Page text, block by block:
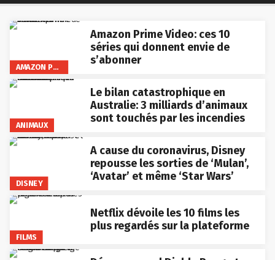
AMAZON PRIME VIDEO
Amazon Prime Video: ces 10
séries qui donnent envie de
s’abonner
ANIMAUX
Le bilan catastrophique en
Australie: 3 milliards d’animaux
sont touchés par les incendies
DISNEY
A cause du coronavirus, Disney
repousse les sorties de ‘Mulan’,
‘Avatar’ et même ‘Star Wars’
FILMS
Netflix dévoile les 10 films les
plus regardés sur la plateforme